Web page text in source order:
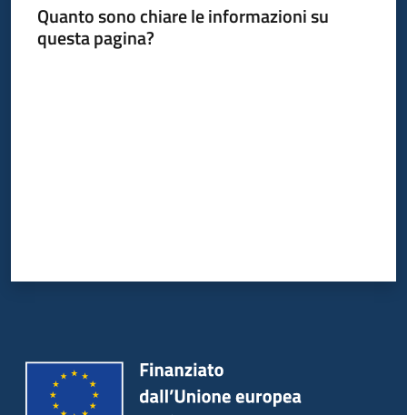
Quanto sono chiare le informazioni su
questa pagina?